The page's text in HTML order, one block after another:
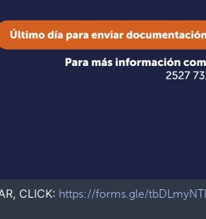
CLICK: https://forms.gle/